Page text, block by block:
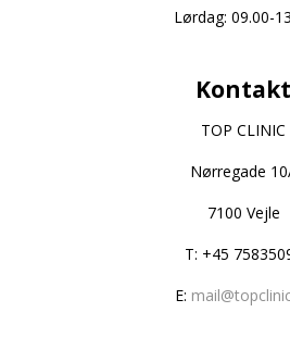
Lørdag: 09.00-
Kontakt
TOP CLINIC
Nørregade
7100 Vejle
T: +45
E: